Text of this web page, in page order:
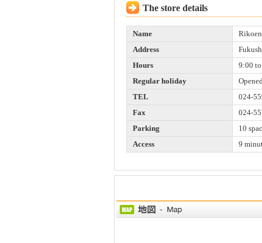
The store details
Name
Rikoen
Address
Hours
9:00
Regular holiday
TEL
024-
Fax
024-
Parking
10
Access
9